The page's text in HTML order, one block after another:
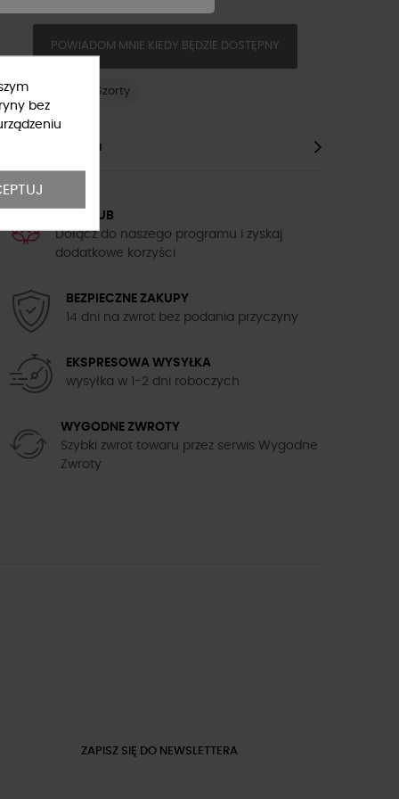
POWIADOM MNIE KIEDY BĘDZIE DOSTĘPNY
Spodenki Szorty
Opis Produktu
5TH CLUB
Dołącz do naszego programu i zyskaj
dodatkowe korzyści
BEZPIECZNE ZAKUPY
14 dni na zwrot bez podania przyczyny
EKSPRESOWA WYSYŁKA
wysyłka w 1-2 dni roboczych
WYGODNE ZWROTY
Szybki zwrot towaru przez serwis Wygodne
Zwroty
ZAPISZ SIĘ DO NEWSLETTERA
bez